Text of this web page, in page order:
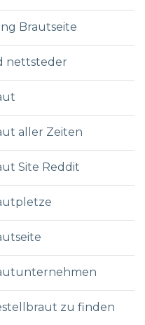
Brautseite
nettsteder
aller Zeiten
Site Reddit
zu finden